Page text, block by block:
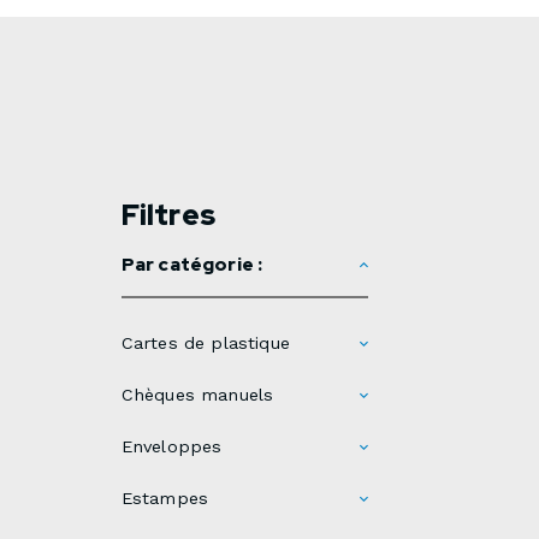
Filtres
Par catégorie :
Cartes de plastique
Chèques manuels
Enveloppes
Estampes